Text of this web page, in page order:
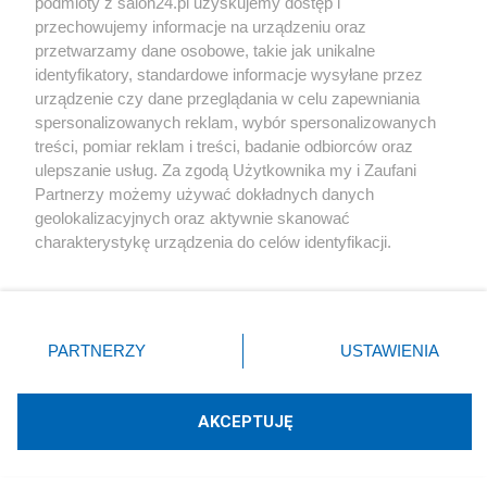
Polityka
Nieznany raport Komisji Kurii Kieleckiej w sprawie
wydarzeń z 4 lipca 1946 roku.
Polityka
Piszą na ten temat
Rafał Woś Hirek Wrona
przechowujemy informacje na urządzeniu oraz
przetwarzamy dane osobowe, takie jak unikalne
identyfikatory, standardowe informacje wysyłane przez
urządzenie czy dane przeglądania w celu zapewniania
spersonalizowanych reklam, wybór spersonalizowanych
treści, pomiar reklam i treści, badanie odbiorców oraz
ulepszanie usług. Za zgodą Użytkownika my i Zaufani
Partnerzy możemy używać dokładnych danych
geolokalizacyjnych oraz aktywnie skanować
charakterystykę urządzenia do celów identyfikacji.
zmienić/wycofać klikając przycisk ustawień prywatności
znajdujący się w lewym dolnym rogu strony
rodzaje przetwarzania danych nie wymagają zgody
użytkownika, ale masz prawo sprzeciwić się takiemu
PARTNERZY USTAWIENIA
AKCEPTUJĘ